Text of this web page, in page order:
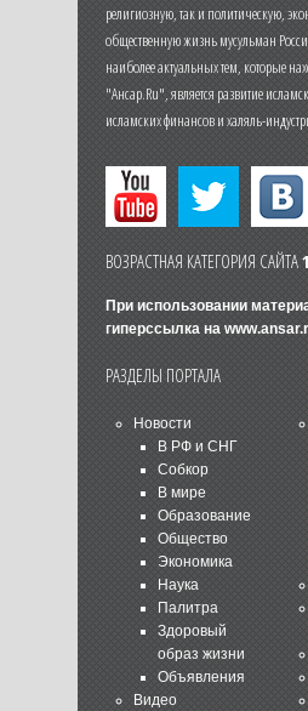
религиозную, так и политическую,
общественную жизнь мусульман
наиболее актуальных тем, которые
"Ансар.Ru", является развитие
исламских финансов и халяль-
ВОЗРАСТНАЯ КАТЕГОРИЯ САЙТА
При использовании
гиперссылка на
РАЗДЕЛЫ ПОРТАЛА
Новости
В РФ и СНГ
Собкор
В мире
Образование
Общество
Экономика
Наука
Палитра
Здоровый
образ жизни
Объявления
Видео